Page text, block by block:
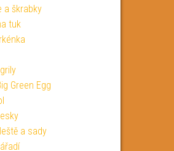
a škrabky
tuk
Green Egg
a sady